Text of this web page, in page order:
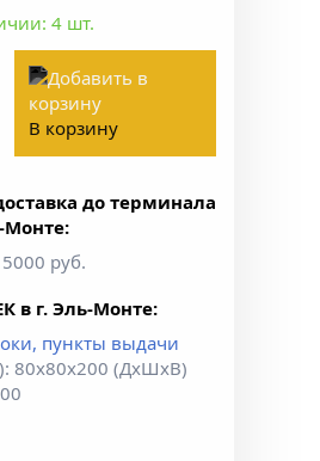
4 шт.
В корзину
до терминала
Монте:
руб.
в г. Эль-Монте:
пункты выдачи
80х80х200 (ДхШхВ)